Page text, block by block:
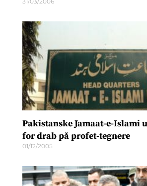
Pakistanske Jamaat-e-Islami
for drab på profet-tegnere
01/12/2005